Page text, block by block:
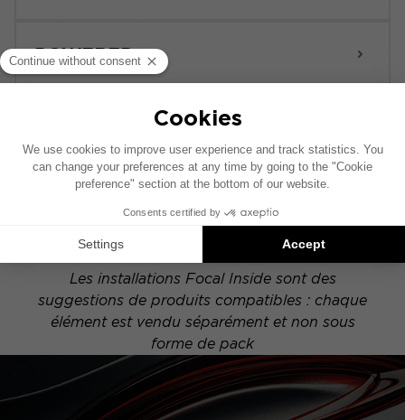
POWERED
Ce schéma d’installation est réalisé sur la base
d’un véhicule comprenant un système audio
constructeur d’origine. Si votre véhicule est
équipé d'une option hi-fi spécifique, le
placement des éléments présentés sur ce
schéma peut alors varier.
Les installations Focal Inside sont des
suggestions de produits compatibles : chaque
élément est vendu séparément et non sous
forme de pack